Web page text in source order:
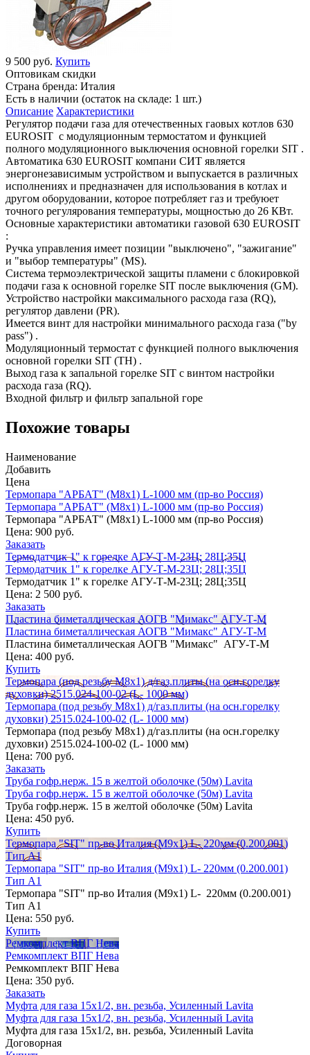
9 500 руб. Купить
Оптовикам скидки
Страна бренда: Италия
Есть в наличии (остаток на складе: 1 шт.)
Описание Характеристики
Регулятор подачи газа для отечественных гаовых котлов 630
EUROSIT с модуляционным термостатом и функцией
полного модуляционного выключения основной горелки SIT .
Автоматика 630 EUROSIT компани СИТ является
энергонезависимым устройством и выпускается в различных
исполнениях и предназначен для использования в котлах и
другом оборудовании, которое потребляет газ и требуюет
точного регулярования температуры, мощностью до 26 КВт.
Основные характеристики автоматики газовой 630 EUROSIT
:
Ручка управления имеет позиции "выключено", "зажигание"
и "выбор температуры" (MS).
Система термоэлектрической защиты пламени с блокировкой
подачи газа к основной горелке SIT после выключения (GM).
Устройство настройки максимального расхода газа (RQ),
регулятор давлени (PR).
Имеется винт для настройки минимального расхода газа ("by
pass") .
Модуляционный термостат с функцией полного выключения
основной горелки SIT (TH) .
Выход газа к запальной горелке SIT с винтом настройки
расхода газа (RQ).
Входной фильтр и фильтр запальной горе
Похожие товары
Наименование
Добавить
Цена
Термопара "АРБАТ" (М8х1) L-1000 мм (пр-во Россия)
Термопара "АРБАТ" (М8х1) L-1000 мм (пр-во Россия)
Термопара "АРБАТ" (М8х1) L-1000 мм (пр-во Россия)
Цена: 900 руб.
Заказать
Термодатчик 1" к горелке АГУ-Т-М-23Ц; 28Ц;35Ц
Термодатчик 1" к горелке АГУ-Т-М-23Ц; 28Ц;35Ц
Термодатчик 1" к горелке АГУ-Т-М-23Ц; 28Ц;35Ц
Цена: 2 500 руб.
Заказать
Пластина биметаллическая АОГВ "Мимакс" АГУ-Т-М
Пластина биметаллическая АОГВ "Мимакс" АГУ-Т-М
Пластина биметаллическая АОГВ "Мимакс" АГУ-Т-М
Цена: 400 руб.
Купить
Термопара (под резьбу М8х1) д/газ.плиты (на осн.горелку
духовки) 2515.024-100-02 (L- 1000 мм)
Термопара (под резьбу М8х1) д/газ.плиты (на осн.горелку
духовки) 2515.024-100-02 (L- 1000 мм)
Термопара (под резьбу М8х1) д/газ.плиты (на осн.горелку
духовки) 2515.024-100-02 (L- 1000 мм)
Цена: 700 руб.
Заказать
Труба гофр.нерж. 15 в желтой оболочке (50м) Lavita
Труба гофр.нерж. 15 в желтой оболочке (50м) Lavita
Труба гофр.нерж. 15 в желтой оболочке (50м) Lavita
Цена: 450 руб.
Купить
Термопара "SIT" пр-во Италия (М9х1) L- 220мм (0.200.001)
Тип А1
Термопара "SIT" пр-во Италия (М9х1) L- 220мм (0.200.001)
Тип А1
Термопара "SIT" пр-во Италия (М9х1) L- 220мм (0.200.001)
Тип А1
Цена: 550 руб.
Купить
Ремкомплект ВПГ Нева
Ремкомплект ВПГ Нева
Ремкомплект ВПГ Нева
Цена: 350 руб.
Заказать
Муфта для газа 15х1/2, вн. резьба, Усиленный Lavita
Муфта для газа 15х1/2, вн. резьба, Усиленный Lavita
Муфта для газа 15х1/2, вн. резьба, Усиленный Lavita
Договорная